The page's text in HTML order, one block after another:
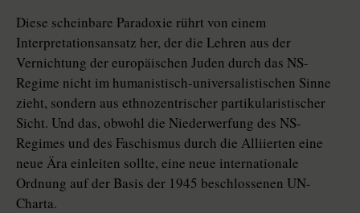
Diese scheinbare Paradoxie rührt von einem
Interpretationsansatz her, der die Lehren aus der
Vernichtung der europäischen Juden durch das NS-
Regime nicht im humanistisch-universalistischen Sinne
zieht, sondern aus ethnozentrischer partikularistischer
Sicht. Und das, obwohl die Niederwerfung des NS-
Regimes und des Faschismus durch die Alliierten eine
neue Ära einleiten sollte, eine neue internationale
Ordnung auf der Basis der 1945 beschlossenen UN-
Charta.